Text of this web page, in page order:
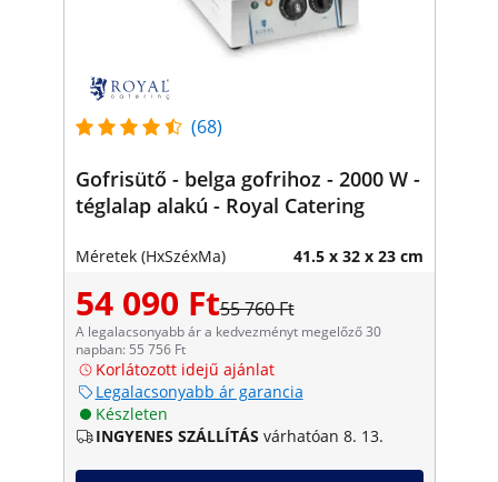
(68)
Gofrisütő - belga gofrihoz - 2000 W -
téglalap alakú - Royal Catering
Méretek (HxSzéxMa) 41.5 x 32 x 23 cm
54 090 Ft55 760 Ft
A legalacsonyabb ár a kedvezményt megelőző 30
napban: 55 756 Ft
Korlátozott idejű ajánlat
Legalacsonyabb ár garancia
Készleten
INGYENES SZÁLLÍTÁS várhatóan 8. 13.